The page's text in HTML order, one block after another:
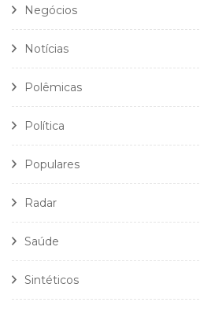
Negócios
Notícias
Polêmicas
Política
Populares
Radar
Saúde
Sintéticos